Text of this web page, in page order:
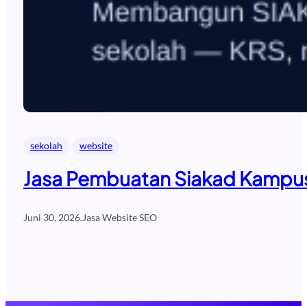
sekolah website
Jasa Pembuatan Siakad
Juni 30, 2026.Jasa Website SEO